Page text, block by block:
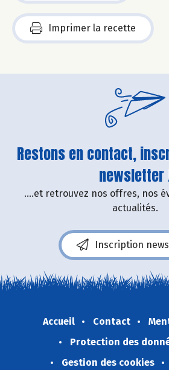
Imprimer la recette
Restons en contact,
newsletter
....et retrouvez nos offres, nos
actualités.
Inscription
Accueil Contact
Protection des
Gestion des cookies